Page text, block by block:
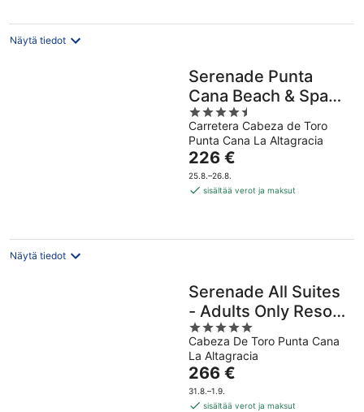
Näytä tiedot
Serenade Punta
Cana Beach & Spa
Resort - All Inclusive
4.5
out
of
5
Carretera Cabeza de Toro
Punta Cana La Altagracia
Hinta
on
226 €
226 €
25.8.–26.8.
sisältää verot ja maksut
Näytä tiedot
Serenade All Suites
- Adults Only Resort
- All inclusive
5
out
of
5
Cabeza De Toro Punta Cana
La Altagracia
Hinta
on
266 €
266 €
31.8.–1.9.
sisältää verot ja maksut